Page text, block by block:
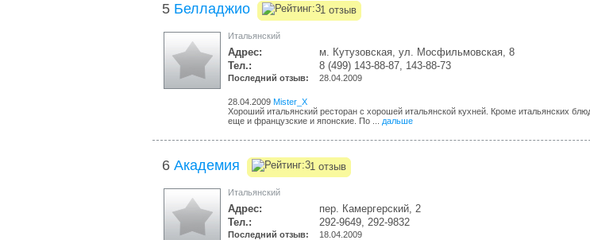
5 Белладжио 1 отзыв
Итальянский
Адрес:
м. Кутузовская, ул. Мосфильмовская, 8
Тел.:
8 (499) 143-88-87, 143-88-73
Последний отзыв: 28.04.2009
28.04.2009 Mister_X
Хороший итальянский ресторан с хорошей итальянской кухней. Кроме итальянских
еще и французские и японские. По ... дальше
6 Академия 1 отзыв
Итальянский
Адрес:
пер. Камергерский, 2
Тел.:
292-9649, 292-9832
Последний отзыв: 18.04.2009